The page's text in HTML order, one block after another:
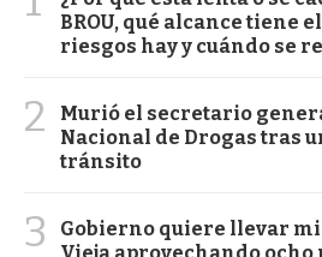
BROU, qué alcance tiene
riesgos hay y cuándo se
2
Murió el secretario
Nacional de Drogas tras
tránsito
3
Gobierno quiere llevar
Vieja aprovechando ocho